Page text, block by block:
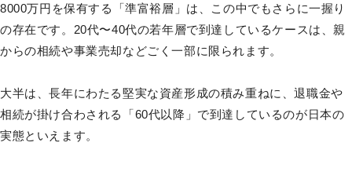
8000万円を保有する「準富裕層」は、この中でもさらに一握り
の存在です。20代〜40代の若年層で到達しているケースは、親
からの相続や事業売却などごく一部に限られます。
大半は、長年にわたる堅実な資産形成の積み重ねに、退職金や
相続が掛け合わされる「60代以降」で到達しているのが日本の
実態といえます。